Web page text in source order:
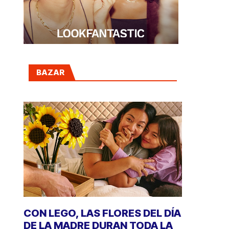
BAZAR
CON LEGO, LAS FLORES DEL DÍA
DE LA MADRE DURAN TODA LA